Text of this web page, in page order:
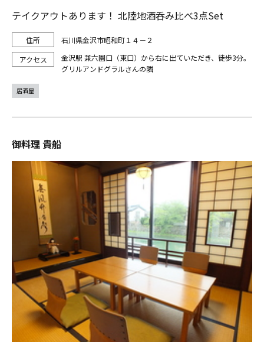
テイクアウトあります！ 北陸地酒呑み比べ3点Set
石川県金沢市昭和町１４－２
金沢駅 兼六園口（東口）から右に出ていただき、徒歩3分。
グリルアンドグラルさんの隣
居酒屋
御料理 貴船